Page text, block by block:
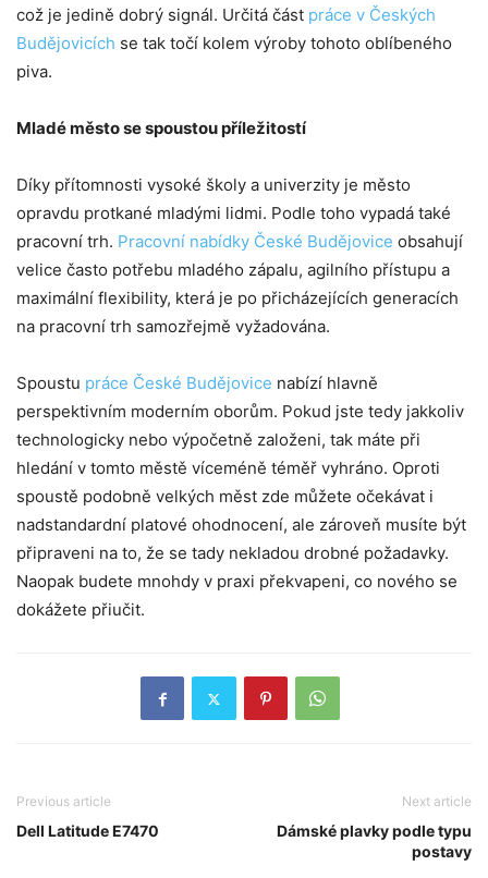
což je jedině dobrý signál. Určitá část práce v Českých
Budějovicích se tak točí kolem výroby tohoto oblíbeného
piva.
Mladé město se spoustou příležitostí
Díky přítomnosti vysoké školy a univerzity je město
opravdu protkané mladými lidmi. Podle toho vypadá také
pracovní trh. Pracovní nabídky České Budějovice obsahují
velice často potřebu mladého zápalu, agilního přístupu a
maximální flexibility, která je po přicházejících generacích
na pracovní trh samozřejmě vyžadována.
Spoustu práce České Budějovice nabízí hlavně
perspektivním moderním oborům. Pokud jste tedy jakkoliv
technologicky nebo výpočetně založeni, tak máte při
hledání v tomto městě víceméně téměř vyhráno. Oproti
spoustě podobně velkých měst zde můžete očekávat i
nadstandardní platové ohodnocení, ale zároveň musíte být
připraveni na to, že se tady nekladou drobné požadavky.
Naopak budete mnohdy v praxi překvapeni, co nového se
dokážete přiučit.
Previous article
Dell Latitude E7470
Next article
Dámské plavky podle typu
postavy